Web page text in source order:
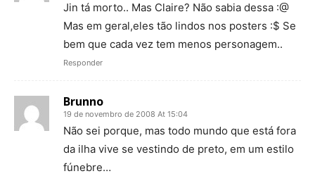
Jin tá morto.. Mas Claire? Não sabia dessa :@
Mas em geral,eles tão lindos nos posters :$ Se
bem que cada vez tem menos personagem..
Responder
Brunno
19 de novembro de 2008 At 15:04
Não sei porque, mas todo mundo que está fora
da ilha vive se vestindo de preto, em um estilo
fúnebre…